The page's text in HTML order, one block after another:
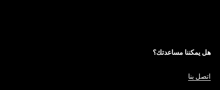
هل يمكننا مساعدتك؟
اتصل بنا